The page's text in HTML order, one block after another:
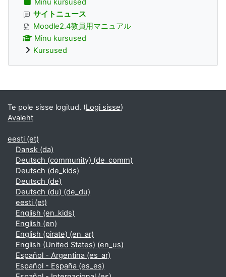
Minu kursused
サイトニュース
Moodle2.4教員用マニュアル
Minu kursused
Kursused
Supplementary blocks
Te pole sisse logitud. (Logi sisse)
Avaleht
eesti ‎(et)‎
Dansk ‎(da)‎
Deutsch (community) ‎(de_comm)‎
Deutsch ‎(de_kids)‎
Deutsch ‎(de)‎
Deutsch (du) ‎(de_du)‎
eesti ‎(et)‎
English ‎(en_kids)‎
English ‎(en)‎
English (pirate) ‎(en_ar)‎
English (United States) ‎(en_us)‎
Español - Argentina ‎(es_ar)‎
Español - España ‎(es_es)‎